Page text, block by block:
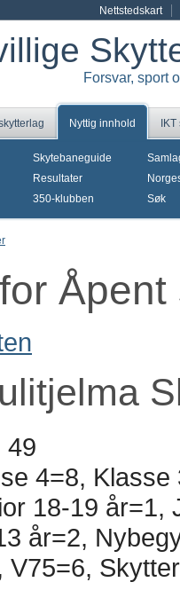
Nettstedskart
Forsvar, sport
Nyttig innhold
Skytebaneguide
Resultater
350-klubben
Søk
49
4=8,
18-19 år=1,
år=2,
V75=6,